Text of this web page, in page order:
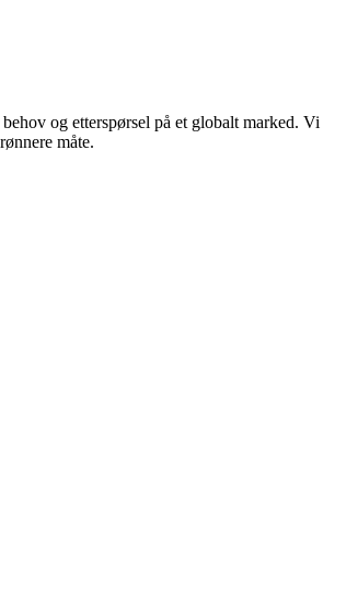
og etterspørsel på et globalt marked. Vi
måte.